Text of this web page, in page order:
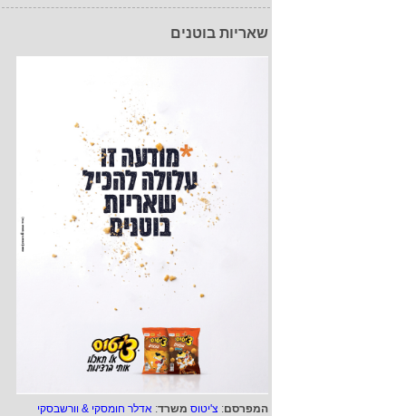
שאריות בוטנים
המפרסם: צ'יטוס משרד: אדלר חומסקי & וורשבסקי